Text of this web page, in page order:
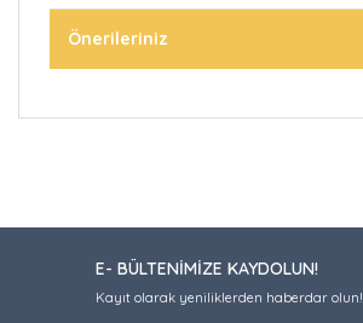
Önerileriniz
E- BÜLTENİMİZE KAYDOLUN!
Kayıt olarak yeniliklerden haberdar olun!